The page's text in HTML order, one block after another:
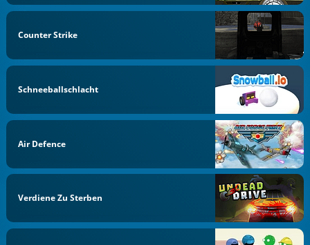
Counter Strike
Schneeballschlacht
Air Defence
Verdiene Zu Sterben